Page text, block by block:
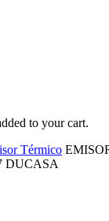
to your cart.
Térmico
DUCASA